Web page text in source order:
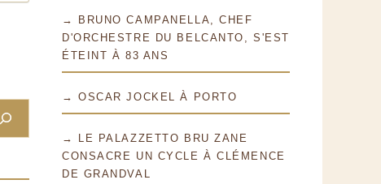
→ BRUNO CAMPANELLA, CHEF
D'ORCHESTRE DU BELCANTO, S'EST
ÉTEINT À 83 ANS
→ OSCAR JOCKEL À PORTO
→ LE PALAZZETTO BRU ZANE
CONSACRE UN CYCLE À CLÉMENCE
DE GRANDVAL